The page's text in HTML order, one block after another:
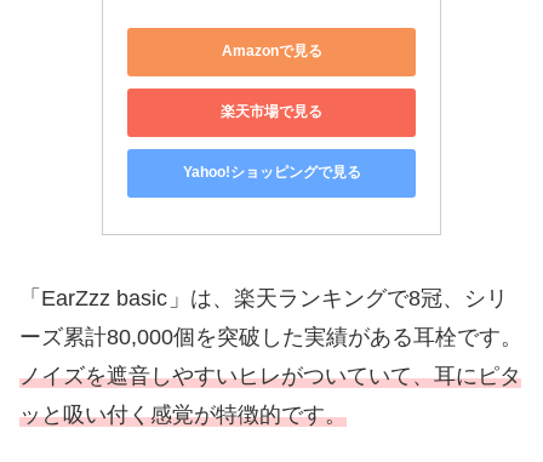
Amazonで見る
楽天市場で見る
Yahoo!ショッピングで見る
「EarZzz basic 」は、楽天ランキングで8冠、シリ
ーズ累計80,000個を突破した実績がある耳栓です。
ノイズを遮音しやすいヒレがついていて、耳にピタ
ッと吸い付く感覚が特徴的です。